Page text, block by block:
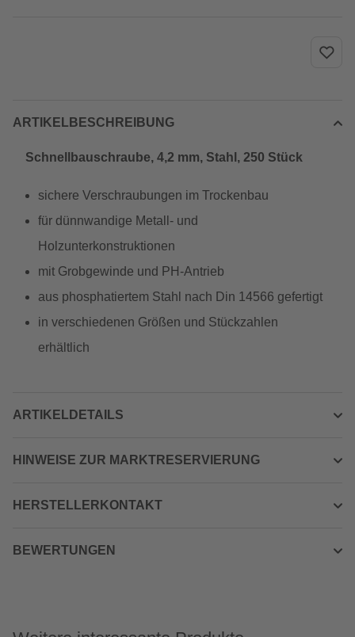
ARTIKELBESCHREIBUNG
Schnellbauschraube, 4,2 mm, Stahl, 250 Stück
sichere Verschraubungen im Trockenbau
für dünnwandige Metall- und
Holzunterkonstruktionen
mit Grobgewinde und PH-Antrieb
aus phosphatiertem Stahl nach Din 14566 gefertigt
in verschiedenen Größen und Stückzahlen
erhältlich
ARTIKELDETAILS
HINWEISE ZUR MARKTRESERVIERUNG
HERSTELLERKONTAKT
BEWERTUNGEN